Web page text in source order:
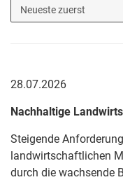
28.07.2026
Nachhaltige
Steigende
landwirtschaftlichen
durch die wachsende